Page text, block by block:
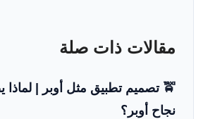
مقالات ذات صلة
🚖 تصميم تطبيق مثل أوبر | لماذا
نجاح أوبر؟